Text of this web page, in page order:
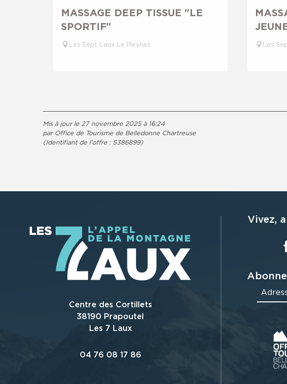
MASSAGE DEEP TISSUE "LE
SPORTIF"
Les Sept Laux Le Pleynet Les
Mis à jour le 27 novembre 2025 à 16:24
par Office de Tourisme de Belledonne Chartreuse
(Identifiant de l'offre : 5386899)
Centre des Cortillets
38190 Prapoutel
Les 7 Laux
04 76 08 17 86
Vivez,